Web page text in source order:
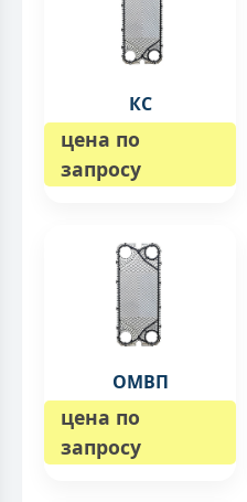
КС
цена по
запросу
ОМВП
цена по
запросу